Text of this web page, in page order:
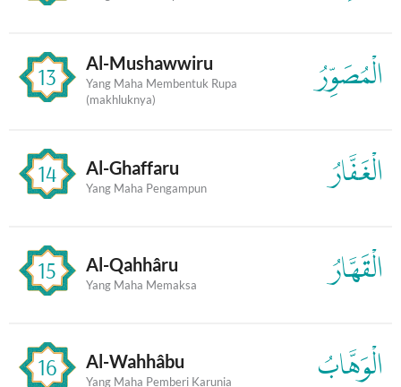
13 Al-Mushawwiru
Yang Maha Membentuk Rupa
(makhluknya)
الْمُصَوِّرُ
14 Al-Ghaffaru
Yang Maha Pengampun الْغَفَّارُ
15 Al-Qahhâru
Yang Maha Memaksa الْقَهَّارُ
16 Al-Wahhâbu
Yang Maha Pemberi Karunia الْوَهَّابُ